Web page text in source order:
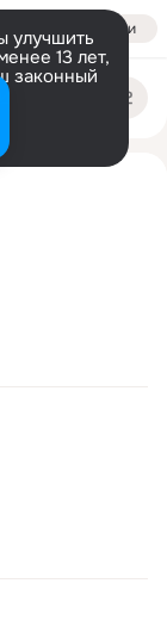
Войти
улучшить
13 лет,
законный